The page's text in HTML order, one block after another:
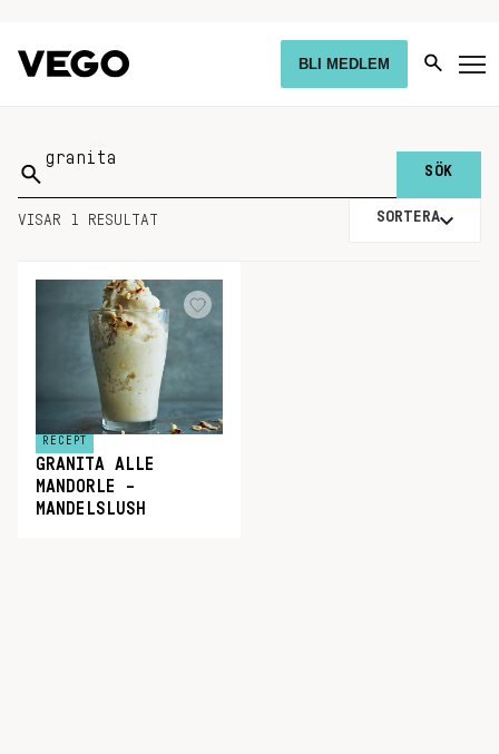
BLI MEDLEM
Sök
på:
VISAR 1 RESULTAT SORTERA
RECEPT
GRANITA ALLE
MANDORLE –
MANDELSLUSH